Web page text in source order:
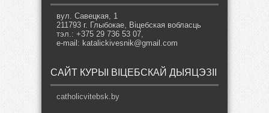
вул. Савецкая, 1
211793 г. Глыбокае, Віцебская вобласць
тэл.: +375 29 736 53 07,
e-mail: katalickivesnik@gmail.com
САЙТ КУРЫІ ВІЦЕБСКАЙ ДЫЯЦЭЗІІ
catholicvitebsk.by